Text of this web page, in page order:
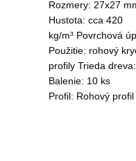
Rozmery: 27x27
Hustota: cca 420
kg/m³ Povrchová
Použitie: rohový
profily Trieda
Balenie: 10 ks
Profil: Rohový profil